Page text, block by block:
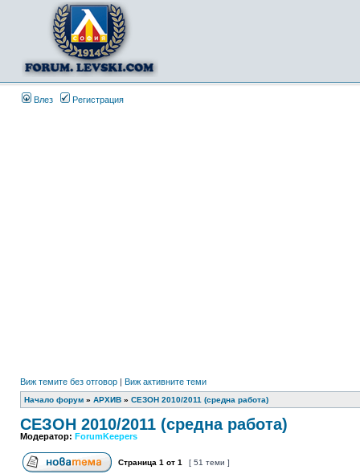
Влез Регистрация
Виж темите без отговор | Виж активните теми
Начало форум » АРХИВ » СЕЗОН 2010/2011 (средна работа)
СЕЗОН 2010/2011 (средна работа)
Модератор: ForumKeepers
Страница 1 от 1 [ 51 теми ]